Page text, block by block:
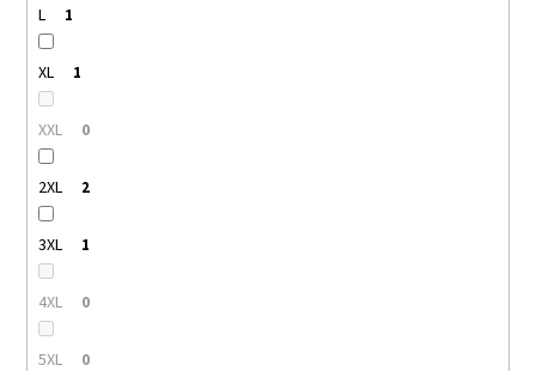
L 1
XL 1
XXL 0
2XL 2
3XL 1
4XL 0
5XL 0